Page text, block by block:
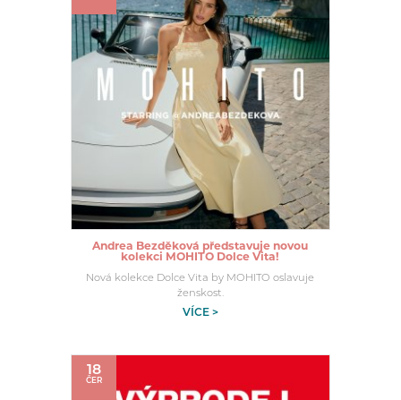
Andrea Bezděková představuje novou
kolekci MOHITO Dolce Vita!
Nová kolekce Dolce Vita by MOHITO oslavuje
ženskost.
VÍCE >
18
ČER